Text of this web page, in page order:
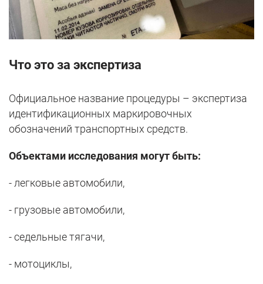
Что это за экспертиза
Официальное название процедуры – экспертиза
идентификационных маркировочных
обозначений транспортных средств.
Объектами исследования могут быть:
- легковые автомобили,
- грузовые автомобили,
- седельные тягачи,
- мотоциклы,